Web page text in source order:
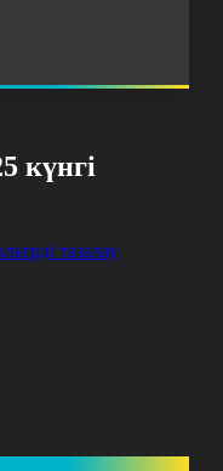
күнгі
тазалау